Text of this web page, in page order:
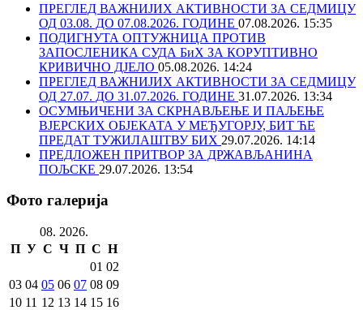
ПРЕГЛЕД ВАЖНИЈИХ АКТИВНОСТИ ЗА СЕДМИЦУ
ОД 03.08. ДО 07.08.2026. ГОДИНЕ 07.08.2026. 15:35
ПОДИГНУТА ОПТУЖНИЦА ПРОТИВ
ЗАПОСЛЕНИКА СУДА БиХ ЗА КОРУПТИВНО
КРИВИЧНО ДЈЕЛО 05.08.2026. 14:24
ПРЕГЛЕД ВАЖНИЈИХ АКТИВНОСТИ ЗА СЕДМИЦУ
ОД 27.07. ДО 31.07.2026. ГОДИНЕ 31.07.2026. 13:34
ОСУМЊИЧЕНИ ЗА СКРНАВЉЕЊЕ И ПАЉЕЊЕ
ВЈЕРСКИХ ОБЈЕКАТА У МЕЂУГОРЈУ, БИТ ЋЕ
ПРЕДАТ ТУЖИЛАШТВУ БИХ 29.07.2026. 14:14
ПРЕДЛОЖЕН ПРИТВОР ЗА ДРЖАВЉАНИНА
ПОЉСКЕ 29.07.2026. 13:54
Фото галерија
08. 2026.
П У С Ч П С Н
01 02
03 04 05 06 07 08 09
10 11 12 13 14 15 16